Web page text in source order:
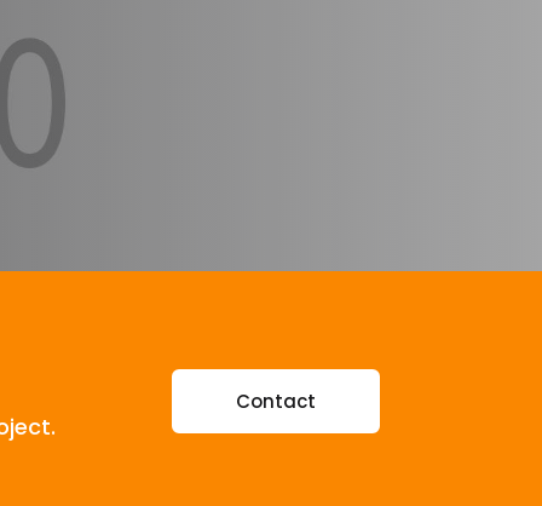
Contact